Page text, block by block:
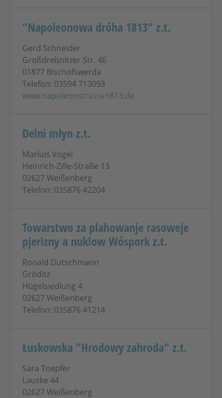
"Napoleonowa dróha 1813" z.t.
Gerd Schneider
Großdrebnitzer Str. 46
01877 Bischofswerda
Telefon: 03594 713093
www.napoleonstrasse1813.de
Delni młyn z.t.
Marluis Vogel
Heinrich-Zille-Straße 13
02627 Weißenberg
Telefon: 035876 42204
Towarstwo za plahowanje rasoweje
pjerizny a nuklow Wóspork z.t.
Ronald Dutschmann
Gröditz
Hügelsiedlung 4
02627 Weißenberg
Telefon: 035876 41214
Łuskowska "Hrodowy zahroda" z.t.
Sara Toepfer
Lauske 44
02627 Weißenberg